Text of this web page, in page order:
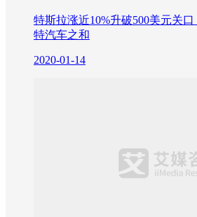
特斯拉涨近10%升破500美元关
特汽车之和
2020-01-14